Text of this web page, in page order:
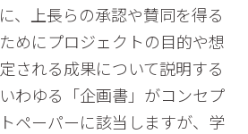
に、上長らの承認や賛同を得る
ためにプロジェクトの目的や想
定される成果について説明する
いわゆる「企画書」がコンセプ
トペーパーに該当しますが、学